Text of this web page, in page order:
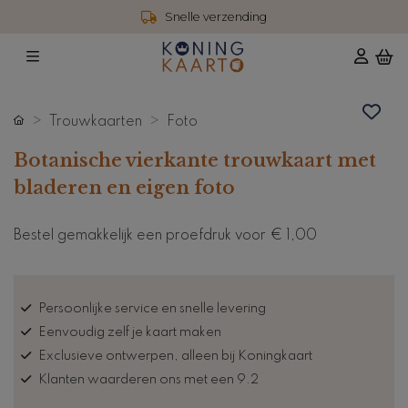
Snelle verzending
Trouwkaarten Foto
Botanische vierkante trouwkaart met
bladeren en eigen foto
Bestel gemakkelijk een proefdruk voor € 1,00
Persoonlijke service en snelle levering
Eenvoudig zelf je kaart maken
Exclusieve ontwerpen, alleen bij Koningkaart
Klanten waarderen ons met een 9.2